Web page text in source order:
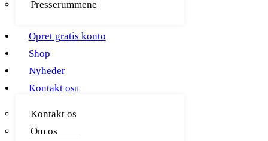
Presserummene
Opret gratis konto
Shop
Nyheder
Kontakt os
Kontakt os
Om os